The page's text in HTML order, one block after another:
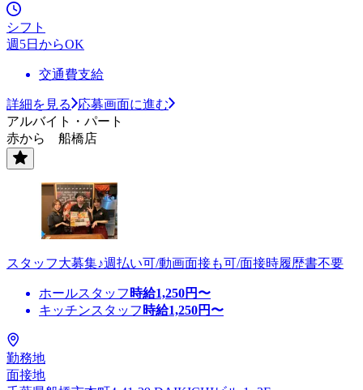
シフト
週5日からOK
交通費支給
詳細を見る
応募画面に進む
アルバイト・パート
赤から 船橋店
スタッフ大募集♪週払い可/動画面接も可/面接時履歴書不要
ホールスタッフ 時給1,250円〜
キッチンスタッフ 時給1,250円〜
勤務地
面接地